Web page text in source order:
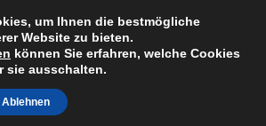
mr.de
- Letzte Änderung: 14.07.2026
um Ihnen die bestmögliche
Website zu bieten.
können Sie erfahren, welche Cookies
sie ausschalten.
Ablehnen